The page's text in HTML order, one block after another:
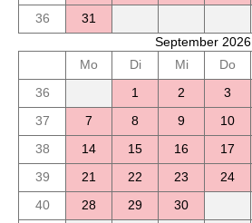
36
31
September 2026
Mo
Di Mi Do
36
1 2 3
37
7 8 9 10
38
14 15 16 17
39
21 22 23 24
40
28 29
30